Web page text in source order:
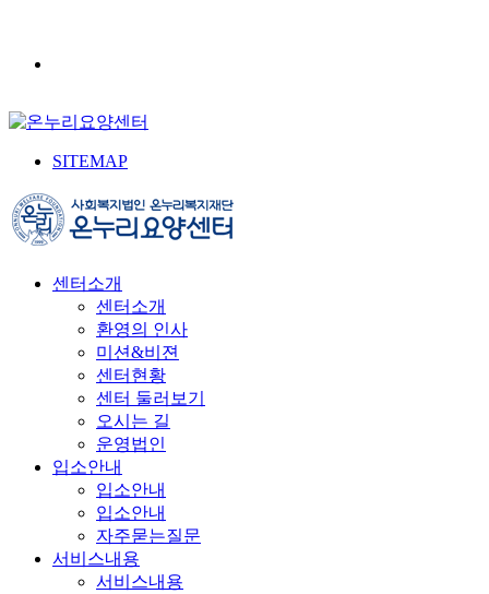
SITEMAP
센터소개
센터소개
환영의 인사
미션&비젼
센터현황
센터 둘러보기
오시는 길
운영법인
입소안내
입소안내
입소안내
자주묻는질문
서비스내용
서비스내용